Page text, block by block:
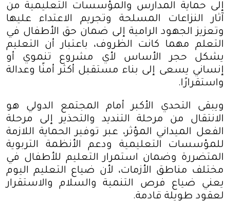
إلى حماية المدارس والمؤسسات التعليمية من
آثار النزاعات المسلحة وتجريم الاعتداء عليها
وتعزيز الجهود الرامية إلى ضمان حق الأطفال في
التعلم مهما كانت الظروف، باعتبار أن التعليم
يشكل حجر الأساس لأي مشروع تنموي أو
إنساني يسعى إلى بناء مستقبل أكثر أمنًا وعدالة
واستقرارًا.
ويبقى التحدي الأكبر أمام المجتمع الدولي هو
الانتقال من مرحلة التنديد والتحذير إلى مرحلة
الفعل الميداني المؤثر، عبر توفير الحماية اللازمة
للمؤسسات التعليمية ودعم الأنظمة التربوية
المتضررة وضمان استمرار التعليم للأطفال في
مختلف مناطق الأزمات، لأن ضياع التعليم اليوم
يعني ضياع فرص التنمية والسلام والاستقرار
لعقود طويلة قادمة.